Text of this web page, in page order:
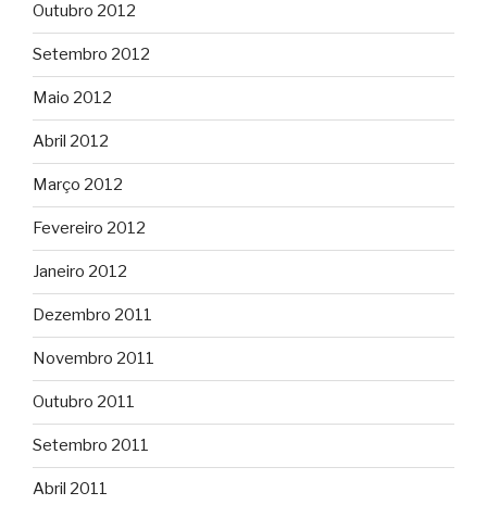
Outubro 2012
Setembro 2012
Maio 2012
Abril 2012
Março 2012
Fevereiro 2012
Janeiro 2012
Dezembro 2011
Novembro 2011
Outubro 2011
Setembro 2011
Abril 2011